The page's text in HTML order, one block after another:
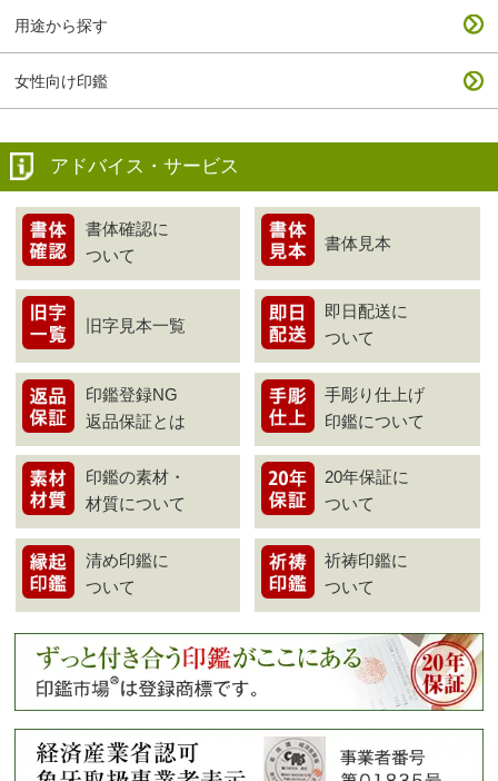
用途から探す
女性向け印鑑
アドバイス・サービス
書体確認に
ついて
書体見本
旧字見本一覧
即日配送に
ついて
印鑑登録NG
返品保証とは
手彫り仕上げ
印鑑について
印鑑の素材・
材質について
20年保証に
ついて
清め印鑑に
ついて
祈祷印鑑に
ついて